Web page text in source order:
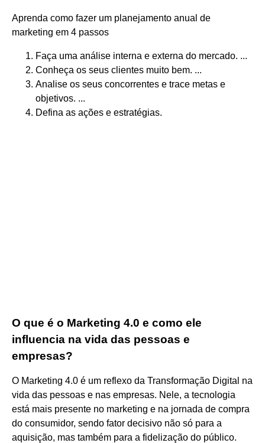
Aprenda como fazer um planejamento anual de
marketing em 4 passos
Faça uma análise interna e externa do mercado. ...
Conheça os seus clientes muito bem. ...
Analise os seus concorrentes e trace metas e
objetivos. ...
Defina as ações e estratégias.
O que é o Marketing 4.0 e como ele
influencia na vida das pessoas e
empresas?
O Marketing 4.0 é um reflexo da Transformação Digital na
vida das pessoas e nas empresas. Nele, a tecnologia
está mais presente no marketing e na jornada de compra
do consumidor, sendo fator decisivo não só para a
aquisição, mas também para a fidelização do público.